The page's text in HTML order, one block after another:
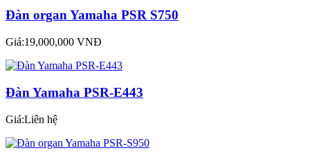
Đàn organ Yamaha PSR S750
Giá:19,000,000 VNĐ
Đàn Yamaha PSR-E443
Giá:Liên hệ